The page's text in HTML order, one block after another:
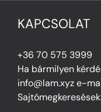
KAPCSOLAT
+36 70 575 3999
Ha bármilyen
info@lam.xyz e-